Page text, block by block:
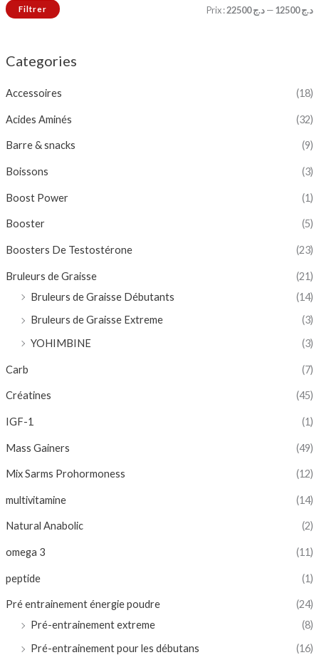
Filtrer Prix : د.ج 12500 —د.ج 22500
Categories
Accessoires (18)
Acides Aminés (32)
Barre & snacks (9)
Boissons (3)
Boost Power (1)
Booster (5)
Boosters De Testostérone (23)
Bruleurs de Graisse
(21)
Bruleurs de Graisse Débutants
(14)
Bruleurs de Graisse Extreme
(3)
YOHIMBINE
(3)
Carb (7)
Créatines (45)
IGF-1 (1)
Mass Gainers (49)
Mix Sarms Prohormoness (12)
multivitamine (14)
Natural Anabolic (2)
omega 3 (11)
peptide (1)
Pré entrainement énergie poudre
(24)
Pré-entrainement extreme
(8)
Pré-entrainement pour les débutans
(16)